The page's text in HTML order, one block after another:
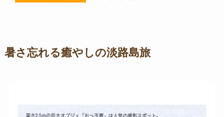
暑さ忘れる癒やしの淡路島旅